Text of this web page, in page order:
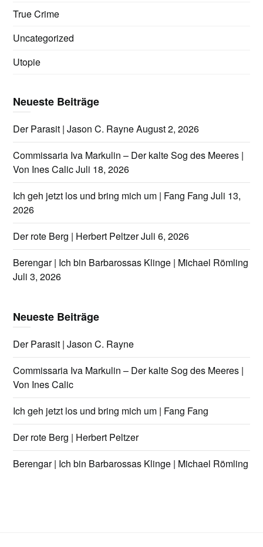
True Crime
Uncategorized
Utopie
Neueste Beiträge
Der Parasit | Jason C. RayneAugust 2, 2026
Commissaria Iva Markulin – Der kalte Sog des Meeres |
Von Ines CalicJuli 18, 2026
Ich geh jetzt los und bring mich um | Fang Fang Juli 13,
2026
Der rote Berg | Herbert PeltzerJuli 6, 2026
Berengar | Ich bin Barbarossas Klinge | Michael Römling
Juli 3, 2026
Neueste Beiträge
Der Parasit | Jason C. Rayne
Commissaria Iva Markulin – Der kalte Sog des Meeres |
Von Ines Calic
Ich geh jetzt los und bring mich um | Fang Fang
Der rote Berg | Herbert Peltzer
Berengar | Ich bin Barbarossas Klinge | Michael Römling